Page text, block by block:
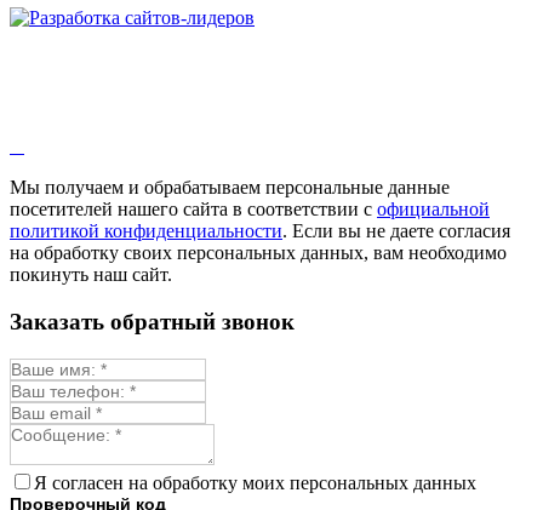
Мы получаем и обрабатываем персональные данные
посетителей нашего сайта в соответствии с официальной
политикой конфиденциальности. Если вы не даете согласия
на обработку своих персональных данных, вам необходимо
покинуть наш сайт.
Заказать обратный звонок
Я согласен на обработку моих персональных данных
Проверочный код